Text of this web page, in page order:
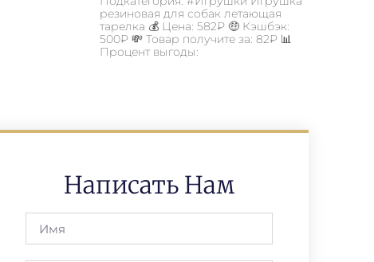
резиновая для собак летающая
тарелка 💰 Цена: 582₽ 🤑 Кэшбэк:
500₽ 💸 Товар получите за: 82₽ 📊
Процент выгоды:
Написать Нам